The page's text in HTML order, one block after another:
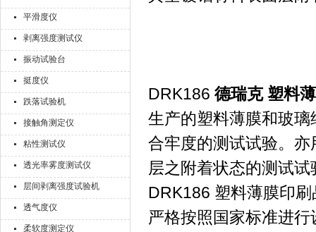
平滑度仪
剥离强度测试仪
振动试验台
挺度仪
跌落试验机
接触角测定仪
粘性测试仪
透光率雾度测试仪
层间剥离强度试验机
透气度仪
柔软度测定仪
DRK186 德瑞克 塑料
生产的塑料薄膜和玻
合牢度的测试试验。
层之附着状态的测试试
DRK186 塑料薄膜印
严格按照国家标准进